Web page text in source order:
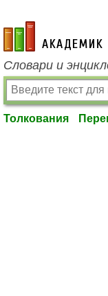
academic.ru
Словари и
Толкования